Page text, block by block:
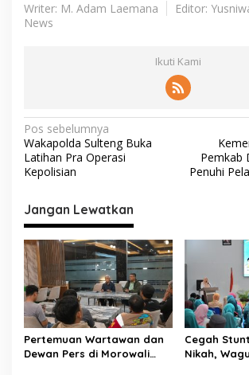
Writer: M. Adam Laemana Editor:
News
Ikuti Kami
N
a
v
i
g
a
s
i
p
o
s
Pos sebelumnya
Wakapolda Sulteng Buka
Latihan Pra Operasi
Kepolisian
Pemkab
Penuhi
Jangan Lewatkan
Pertemuan Wartawan dan
Dewan Pers di Morowali
Cegah
Nikah,